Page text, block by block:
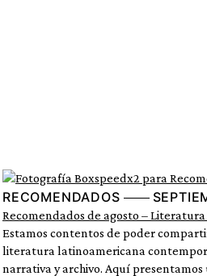
RECOMENDADOS
Recomendados de agosto –
Estamos contentos de poder
literatura latinoamericana
narrativa y archivo. Aquí